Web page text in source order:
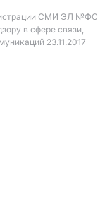
СМИ ЭЛ №ФС
в сфере связи,
23.11.2017